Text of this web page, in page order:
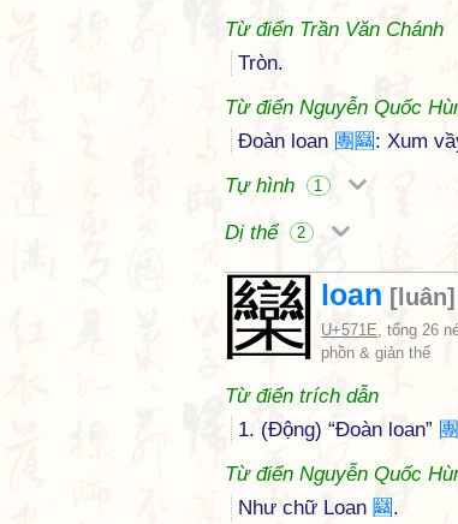
Từ điển Trần Văn Chánh
Tròn.
Từ điển Nguyễn Quốc
Đoàn loan 團 圝: Xum
Tự hình
1
Dị thể 2
圞 loan [ luân]
U+571E, tổng 26
phồn & giản thể
Từ điển trích dẫn
1. (Động) “Đoàn loan” 團
Từ điển Nguyễn Quốc
Như chữ Loan 圝.